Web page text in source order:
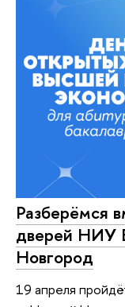
Разберёмся
дверей
Новгород
19 апреля